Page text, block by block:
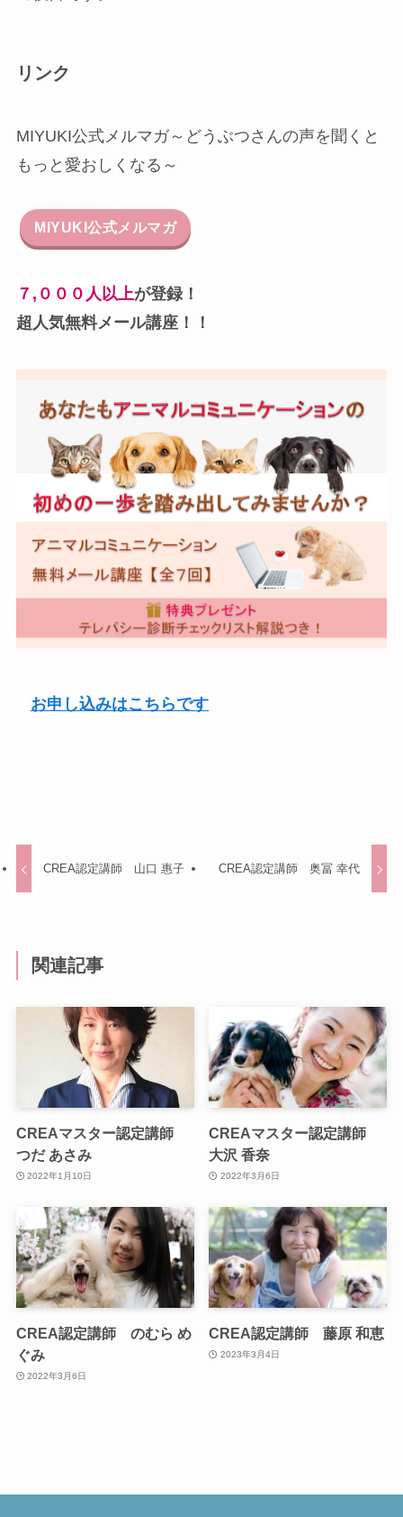
リンク
MIYUKI公式メルマガ～どうぶつさんの声を聞くと
もっと愛おしくなる～
MIYUKI公式メルマガ
７,０００人以上が登録！
超人気無料メール講座！！
お申し込みはこちらです
CREA認定講師 山口 惠子 CREA認定講師 奥冨 幸代
関連記事
CREAマスター認定講師
つだ あさみ
2022年1月10日
CREAマスター認定講師
大沢 香奈
2022年3月6日
CREA認定講師 のむら め
ぐみ
2022年3月6日
CREA認定講師 藤原 和恵
2023年3月4日